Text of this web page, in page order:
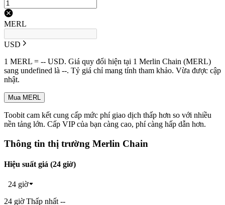
MERL
USD
1 MERL = -- USD. Giá quy đổi hiện tại 1 Merlin Chain (MERL)
sang undefined là --. Tỷ giá chỉ mang tính tham khảo. Vừa được cập
nhật.
Mua MERL
Toobit cam kết cung cấp mức phí giao dịch thấp hơn so với nhiều
nền tảng lớn. Cấp VIP của bạn càng cao, phí càng hấp dẫn hơn.
Thông tin thị trường Merlin Chain
Hiệu suất giá (24 giờ)
24 giờ
24 giờ Thấp nhất --